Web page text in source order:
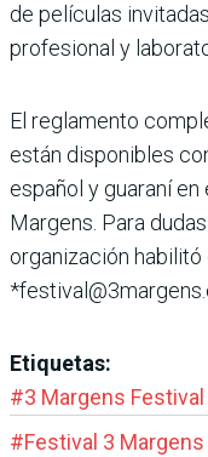
de películas
profesional y
El reglamento
están disponibles
español y guaraní
Margens. Para
organización
Etiquetas:
#3 Margens
#Festival 3 Margens